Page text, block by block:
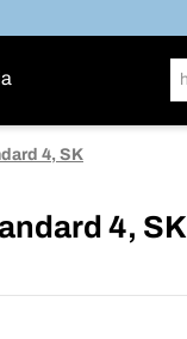
4, SK
4, SK